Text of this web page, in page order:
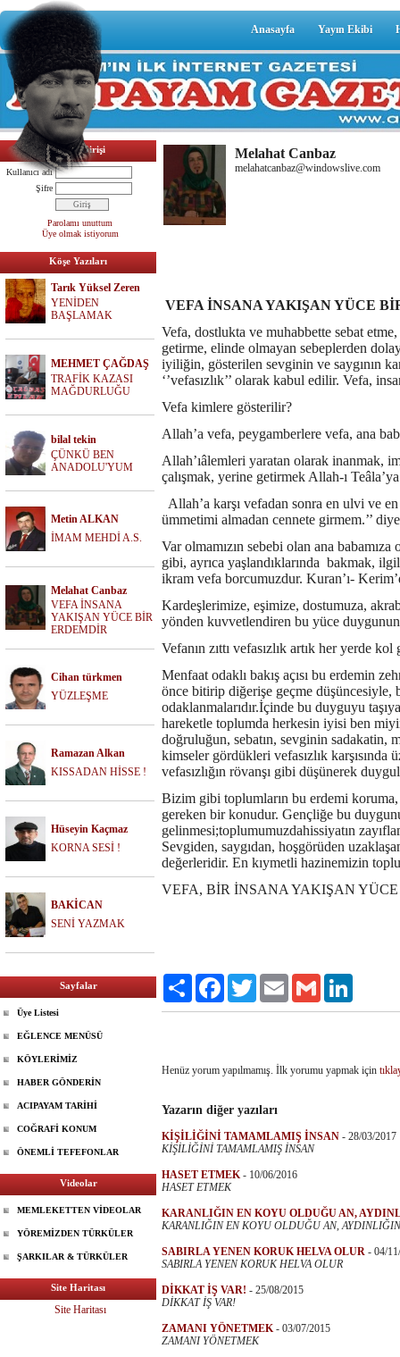
Anasayfa Yayın Ekibi
Üyelik Girişi
Kullanıcı adı
Şifre
Parolamı unuttum
Üye olmak istiyorum
Köşe Yazıları
Tarık Yüksel Zeren
YENİDEN
BAŞLAMAK
MEHMET ÇAĞDAŞ
TRAFİK KAZASI
MAĞDURLUĞU
bilal tekin
ÇÜNKÜ BEN
ANADOLU'YUM
Metin ALKAN
İMAM MEHDİ A.S.
Melahat Canbaz
VEFA İNSANA
YAKIŞAN YÜCE BİR
ERDEMDİR
Cihan türkmen
YÜZLEŞME
Ramazan Alkan
KISSADAN HİSSE !
Hüseyin Kaçmaz
KORNA SESİ !
BAKİCAN
SENİ YAZMAK
Sayfalar
Üye Listesi
EĞLENCE MENÜSÜ
KÖYLERİMİZ
HABER GÖNDERİN
ACIPAYAM TARİHİ
COĞRAFİ KONUM
ÖNEMLİ TEFEFONLAR
Videolar
MEMLEKETTEN VİDEOLAR
YÖREMİZDEN TÜRKÜLER
ŞARKILAR & TÜRKÜLER
Site Haritası
Site Haritası
Melahat Canbaz
melahatcanbaz@windowslive.com
VEFA İNSANA YAKIŞAN YÜCE
Vefa, dostlukta ve muhabbette sebat
getirme, elinde olmayan sebeplerden
iyiliğin, gösterilen sevginin ve saygının
‘’vefasızlık’’ olarak kabul edilir. Vefa,
Vefa kimlere gösterilir?
Allah’a vefa, peygamberlere vefa, ana
Allah’ıâlemleri yaratan olarak inanmak,
çalışmak, yerine getirmek Allah-ı
Allah’a karşı vefadan sonra en ulvi ve
ümmetimi almadan cennete girmem.’’
Var olmamızın sebebi olan ana
gibi, ayrıca yaşlandıklarında bakmak,
ikram vefa borcumuzdur. Kuran’ı-
Kardeşlerimize, eşimize, dostumuza,
yönden kuvvetlendiren bu yüce
Vefanın zıttı vefasızlık artık her yerde
Menfaat odaklı bakış açısı bu erdemin
önce bitirip diğerişe geçme
odaklanmalarıdır.İçinde bu duyguyu
hareketle toplumda herkesin iyisi ben
doğruluğun, sebatın, sevginin sadakatin,
kimseler gördükleri vefasızlık
vefasızlığın rövanşı gibi düşünerek
Bizim gibi toplumların bu erdemi koruma,
gereken bir konudur. Gençliğe bu
gelinmesi;toplumumuzdahissiyatın
Sevgiden, saygıdan, hoşgörüden
değerleridir. En kıymetli hazinemizin
VEFA, BİR İNSANA YAKIŞAN
Paylaş FacebookTwitter Email Gmail
Henüz yorum yapılmamış. İlk yorumu yapmak için
Yazarın diğer yazıları
KİŞİLİĞİNİ TAMAMLAMIŞ İNSAN - 28/03/2017
KİŞİLİĞİNİ TAMAMLAMIŞ İNSAN
HASET ETMEK - 10/06/2016
HASET ETMEK
KARANLIĞIN EN KOYU OLDUĞU AN,
KARANLIĞIN EN KOYU OLDUĞU AN,
SABIRLA YENEN KORUK HELVA OLUR - 04/
SABIRLA YENEN KORUK HELVA OLUR
DİKKAT İŞ VAR! - 25/08/2015
DİKKAT İŞ VAR!
ZAMANI YÖNETMEK - 03/07/2015
ZAMANI YÖNETMEK